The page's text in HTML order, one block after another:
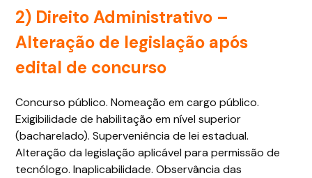
2) Direito Administrativo –
Alteração de legislação após
edital de concurso
Concurso público. Nomeação em cargo público.
Exigibilidade de habilitação em nível superior
(bacharelado). Superveniência de lei estadual.
Alteração da legislação aplicável para permissão de
tecnólogo. Inaplicabilidade. Observância das